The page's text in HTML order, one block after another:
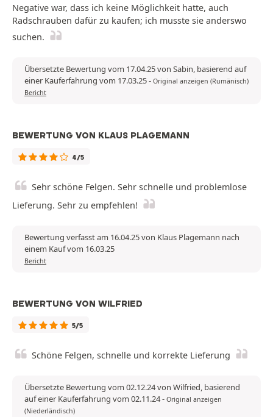
Negative war, dass ich keine Möglichkeit hatte, auch
Radschrauben dafür zu kaufen; ich musste sie anderswo
suchen.
Übersetzte Bewertung vom 17.04.25 von Sabin, basierend auf
einer Kauferfahrung vom 17.03.25- Original anzeigen (Rumänisch)
Bericht
BEWERTUNG VON KLAUS PLAGEMANN
4/5
Sehr schöne Felgen. Sehr schnelle und problemlose
Lieferung. Sehr zu empfehlen!
Bewertung verfasst am 16.04.25 von Klaus Plagemann nach
einem Kauf vom 16.03.25
Bericht
BEWERTUNG VON WILFRIED
5/5
Schöne Felgen, schnelle und korrekte Lieferung
Übersetzte Bewertung vom 02.12.24 von Wilfried, basierend
auf einer Kauferfahrung vom 02.11.24- Original anzeigen
(Niederländisch)